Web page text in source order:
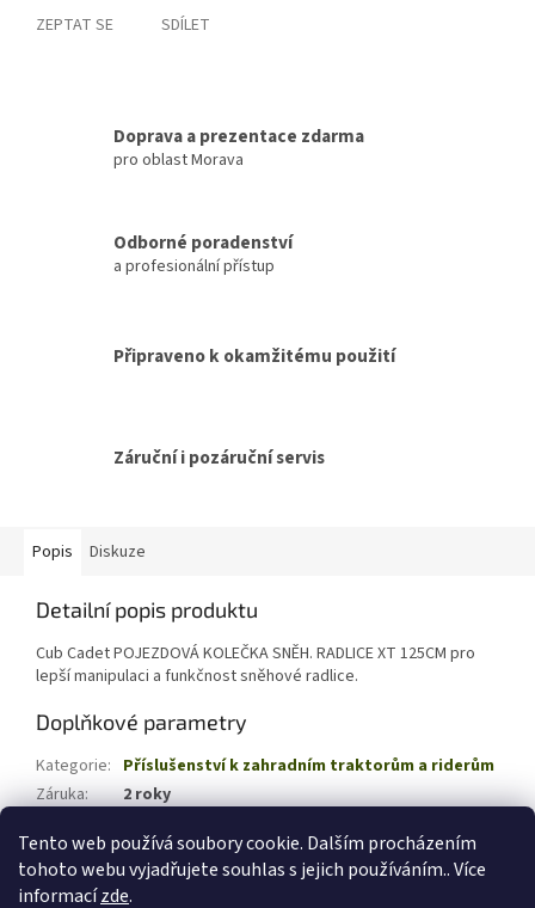
Tento web používá soubory cookie. Dalším procházením
tohoto webu vyjadřujete souhlas s jejich používáním.. Více
informacízde.
ZEPTAT SE SDÍLET
Doprava a prezentace zdarma
pro oblast Morava
Odborné poradenství
a profesionální přístup
Připraveno k okamžitému použití
Záruční i pozáruční servis
Popis Diskuze
Detailní popis produktu
Cub Cadet POJEZDOVÁ KOLEČKA SNĚH. RADLICE XT 125CM pro
lepší manipulaci a funkčnost sněhové radlice.
Doplňkové parametry
Kategorie: Příslušenství k zahradním traktorům a riderům
Záruka:
2 roky